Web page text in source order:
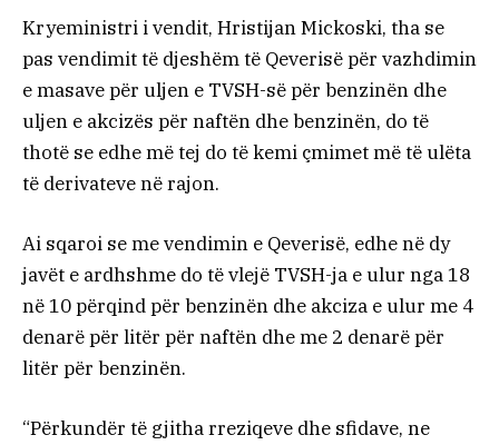
Kryeministri i vendit, Hristijan Mickoski, tha se
pas vendimit të djeshëm të Qeverisë për vazhdimin
e masave për uljen e TVSH-së për benzinën dhe
uljen e akcizës për naftën dhe benzinën, do të
thotë se edhe më tej do të kemi çmimet më të ulëta
të derivateve në rajon.
Ai sqaroi se me vendimin e Qeverisë, edhe në dy
javët e ardhshme do të vlejë TVSH-ja e ulur nga 18
në 10 përqind për benzinën dhe akciza e ulur me 4
denarë për litër për naftën dhe me 2 denarë për
litër për benzinën.
“Përkundër të gjitha rreziqeve dhe sfidave, ne